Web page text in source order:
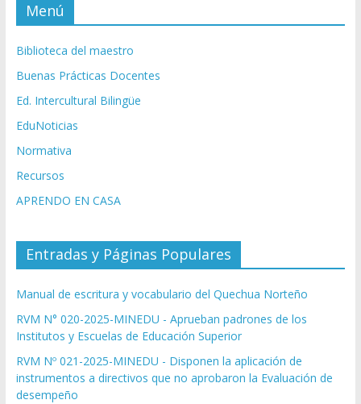
Menú
Biblioteca del maestro
Buenas Prácticas Docentes
Ed. Intercultural Bilingüe
EduNoticias
Normativa
Recursos
APRENDO EN CASA
Entradas y Páginas Populares
Manual de escritura y vocabulario del Quechua Norteño
RVM N° 020-2025-MINEDU - Aprueban padrones de los
Institutos y Escuelas de Educación Superior
RVM Nº 021-2025-MINEDU - Disponen la aplicación de
instrumentos a directivos que no aprobaron la Evaluación de
desempeño